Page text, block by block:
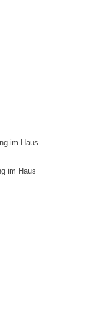
im Haus
im Haus